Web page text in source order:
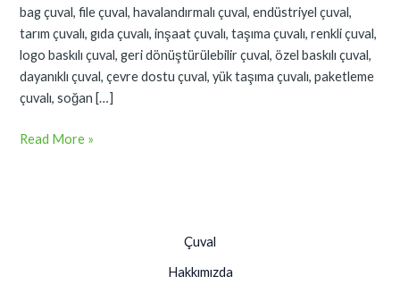
bag çuval, file çuval, havalandırmalı çuval, endüstriyel çuval,
tarım çuvalı, gıda çuvalı, inşaat çuvalı, taşıma çuvalı, renkli çuval,
logo baskılı çuval, geri dönüştürülebilir çuval, özel baskılı çuval,
dayanıklı çuval, çevre dostu çuval, yük taşıma çuvalı, paketleme
çuvalı, soğan […]
Read More »
Çuval
Hakkımızda